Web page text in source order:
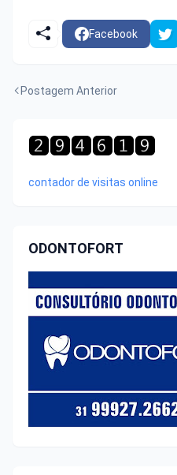
Facebook
Postagem Anterior
contador de visitas online
ODONTOFORT